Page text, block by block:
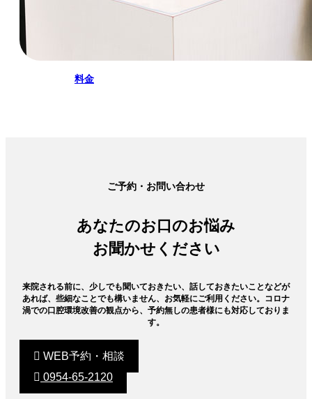
料金
ご予約・お問い合わせ
あなたのお口のお悩み
お聞かせください
来院される前に、少しでも聞いておきたい、話しておきたいことなどが
あれば、些細なことでも構いません、お気軽にご利用ください。コロナ
渦での口腔環境改善の観点から、予約無しの患者様にも対応しておりま
す。
WEB予約・相談
0954-65-2120